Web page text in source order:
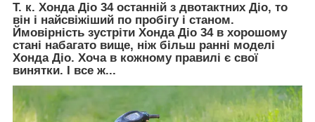
Т. к. Хонда Діо 34 останній з двотактних Діо, то
він і найсвіжіший по пробігу і станом.
Ймовірність зустріти Хонда Діо 34 в хорошому
стані набагато вище, ніж більш ранні моделі
Хонда Діо. Хоча в кожному правилі є свої
винятки. І все ж...